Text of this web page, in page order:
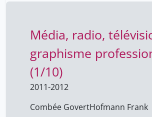
Média, radio,
graphisme
(1/10)
2011-2012
Combée GovertHofmann Frank